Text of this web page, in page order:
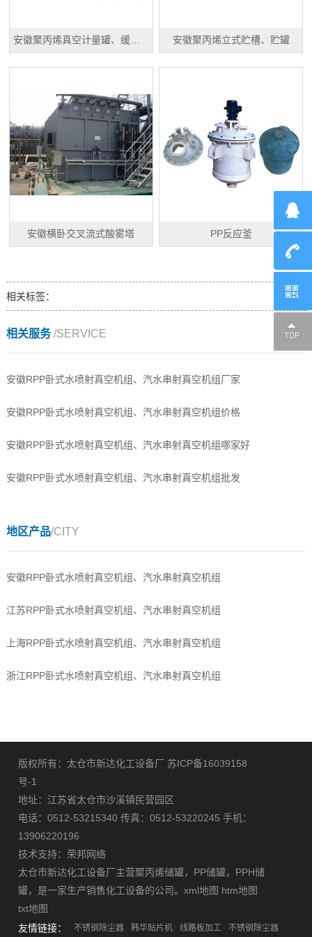
安徽聚丙烯立式贮槽、贮罐
安徽横卧交叉流式酸雾塔 PP反应釜
相关标签：
相关服务/SERVICE
安徽RPP卧式水喷射真空机组、汽水串射真空机组厂家
安徽RPP卧式水喷射真空机组、汽水串射真空机组价格
安徽RPP卧式水喷射真空机组、汽水串射真空机组哪家好
安徽RPP卧式水喷射真空机组、汽水串射真空机组批发
地区产品/CITY
安徽RPP卧式水喷射真空机组、汽水串射真空机组
江苏RPP卧式水喷射真空机组、汽水串射真空机组
上海RPP卧式水喷射真空机组、汽水串射真空机组
浙江RPP卧式水喷射真空机组、汽水串射真空机组
版权所有：太仓市新达化工设备厂 苏ICP备16039158
号-1
地址：江苏省太仓市沙溪镇民营园区
电话：0512-53215340 传真：0512-53220245 手机：
13906220196
技术支持： 荣邦网络
太仓市新达化工设备厂主营聚丙烯储罐， PP储罐， PPH储
罐，是一家生产销售化工设备的公司。xml地图 htm地图
txt地图
友情链接：
不锈钢除尘器 韩华贴片机 线路板加工 不锈钢除尘器